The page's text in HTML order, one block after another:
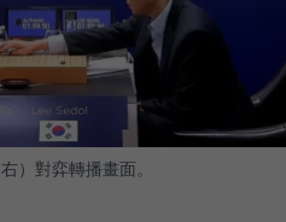
）對弈轉播畫面。